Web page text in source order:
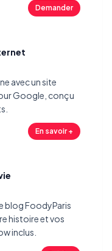
Demander
avec un site
Google, conçu
En savoir +
blog FoodyParis
histoire et vos
inclus.